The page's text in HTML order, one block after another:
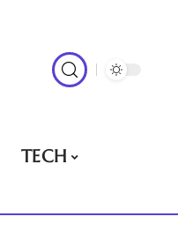
TECH